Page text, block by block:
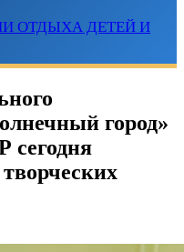
ОТДЫХА ДЕТЕЙ И
город»